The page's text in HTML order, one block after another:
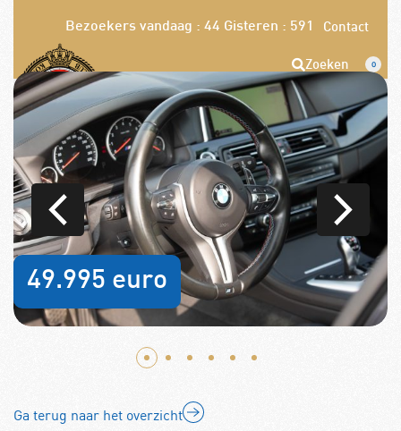
Bezoekers vandaag : 44 Gisteren : 591 Contact
Zoeken 0
Word nu lid! Opzeggen Pech melden
49.995 euro
Ga terug naar het overzicht